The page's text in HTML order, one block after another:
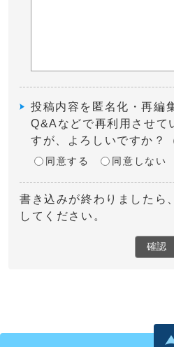
投稿内容を匿名化・再編
Q&Aなどで再利用させて
すが、よろしいですか？
同意する 同意しない
書き込みが終わりましたら
してください。
確認